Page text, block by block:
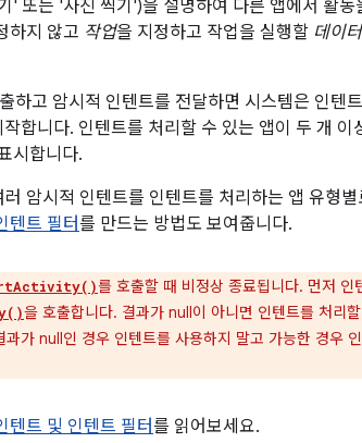
' 또는 '사진 찍기')을 설명하여 다른 앱에서 활동
하지 않고 작업을 지정하고 작업을 실행할 데이터
하고 암시적 인텐트를 전달하면 시스템은 인텐
작합니다. 인텐트를 처리할 수 있는 앱이 두 개 이
시합니다.
암시적 인텐트를 인텐트를 처리하는 앱 유형별
텐트 필터를 만드는 방법도 보여줍니다.
를 호출할 때 비정상 종료됩니다. 먼저 인
을 호출합니다. 결과가 null이 아니면 인텐트를 처리
과가 null인 경우 인텐트를 사용하지 말고 가능한 경우
텐트 및 인텐트 필터를 읽어보세요.